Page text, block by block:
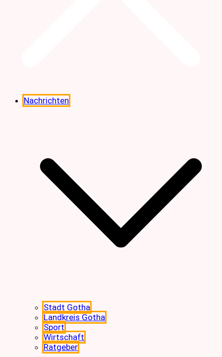
Nachrichten
Stadt Gotha
Landkreis Gotha
Sport
Wirtschaft
Ratgeber